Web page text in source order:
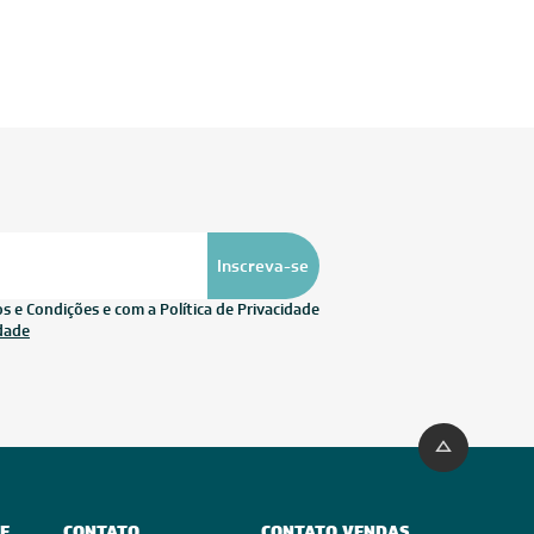
em um consumo equilibrado para você
Inscreva-se
e Condições e com a Política de Privacidade